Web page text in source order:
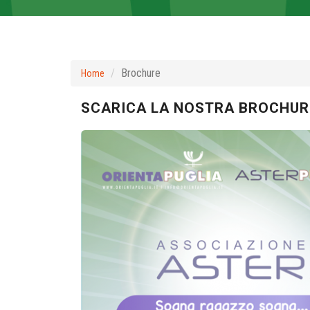
Home Brochure
SCARICA LA NOSTRA